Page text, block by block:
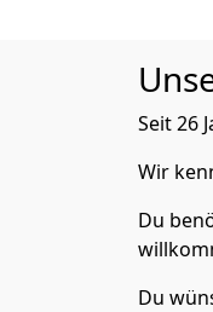
Seit 26
Wir
Du
Du